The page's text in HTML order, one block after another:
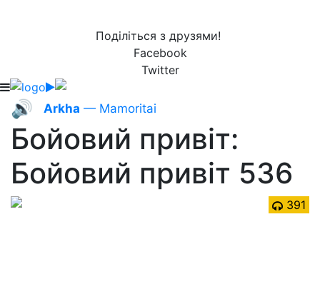
Поділіться з друзями!
Facebook
Twitter
🔊 Arkha — Mamoritai
Бойовий привіт:
Бойовий привіт 536
391